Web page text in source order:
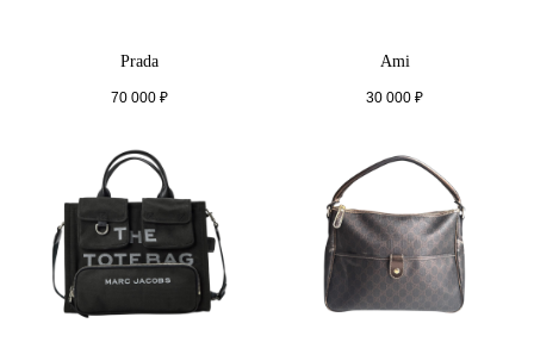
Prada
70 000 ₽
Ami
30 000 ₽